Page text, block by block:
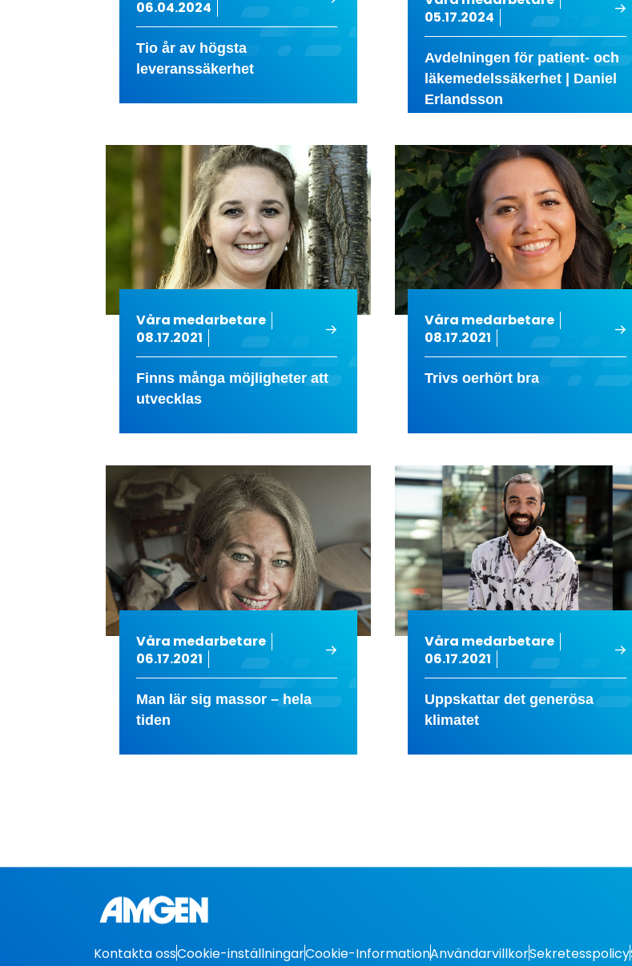
06.04.2024
Tio år av högsta
leveranssäkerhet
05.17.2024
Avdelningen för patient- och
läkemedelssäkerhet | Daniel
Erlandsson
Våra medarbetare
08.17.2021
Finns många möjligheter att
utvecklas
Våra medarbetare
08.17.2021
Trivs oerhört bra
Våra medarbetare
06.17.2021
Man lär sig massor – hela
tiden
Våra medarbetare
06.17.2021
Uppskattar det generösa
klimatet
Kontakta ossCookie-inställningarCookie-InformationAnvändarvillkorSekretesspolicy